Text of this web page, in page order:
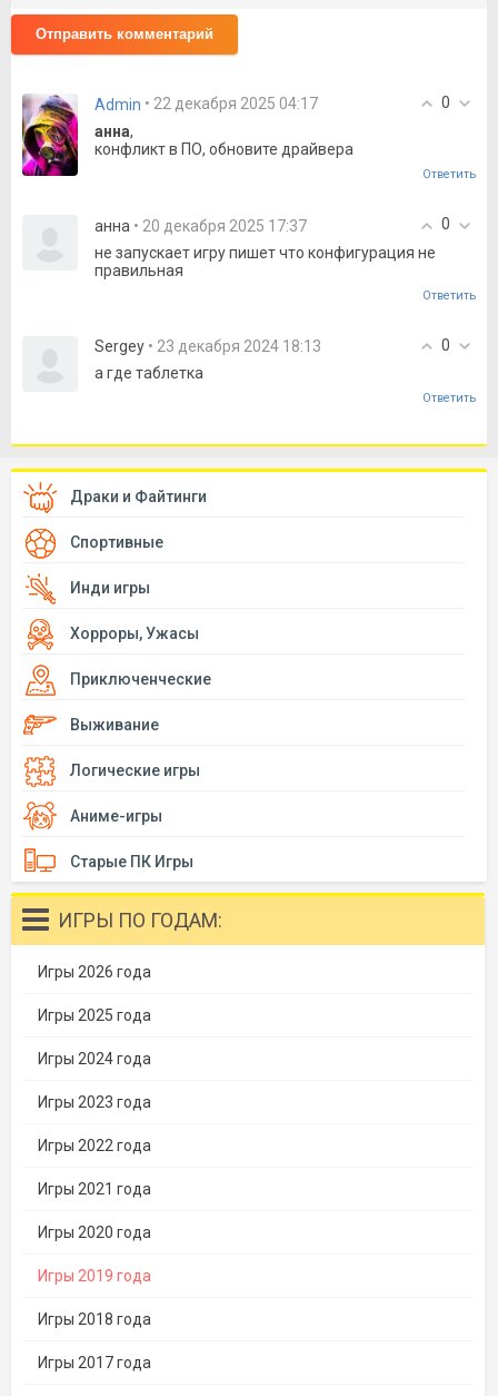
Отправить комментарий
0
Admin • 22 декабря 2025 04:17
анна,
конфликт в ПО, обновите драйвера
Ответить
0
анна • 20 декабря 2025 17:37
не запускает игру пишет что конфигурация не
правильная
Ответить
0
Sergey • 23 декабря 2024 18:13
а где таблетка
Ответить
Драки и Файтинги
Спортивные
Инди игры
Хорроры, Ужасы
Приключенческие
Выживание
Логические игры
Аниме-игры
Старые ПК Игры
ИГРЫ ПО ГОДАМ:
Игры 2026 года
Игры 2025 года
Игры 2024 года
Игры 2023 года
Игры 2022 года
Игры 2021 года
Игры 2020 года
Игры 2019 года
Игры 2018 года
Игры 2017 года